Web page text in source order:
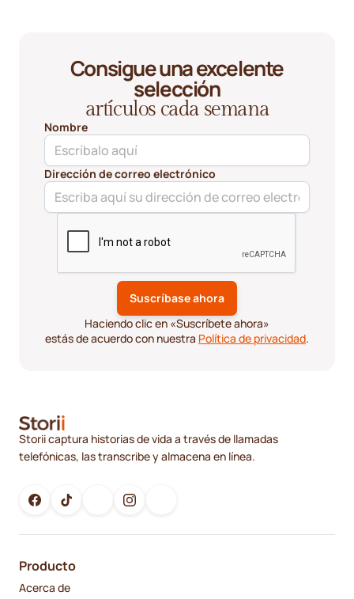
Consigue una excelente
selección
artículos cada semana
Nombre
Dirección de correo electrónico
Haciendo clic en «Suscríbete ahora»
estás de acuerdo con nuestra Política de privacidad.
Storii captura historias de vida a través de llamadas
telefónicas, las transcribe y almacena en línea.
Producto
Acerca de